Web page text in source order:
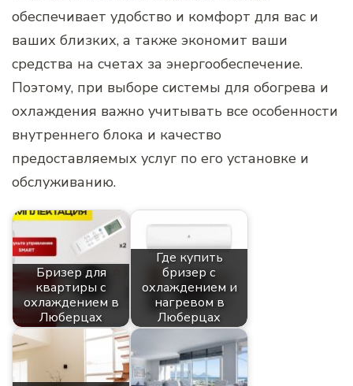
обеспечивает удобство и комфорт для вас и
ваших близких, а также экономит ваши
средства на счетах за энергообеспечение.
Поэтому, при выборе системы для обогрева и
охлаждения важно учитывать все особенности
внутреннего блока и качество
предоставляемых услуг по его установке и
обслуживанию.
Бризер для
квартиры с
охлаждением в
Люберцах
Где купить
бризер с
охлаждением и
нагревом в
Люберцах